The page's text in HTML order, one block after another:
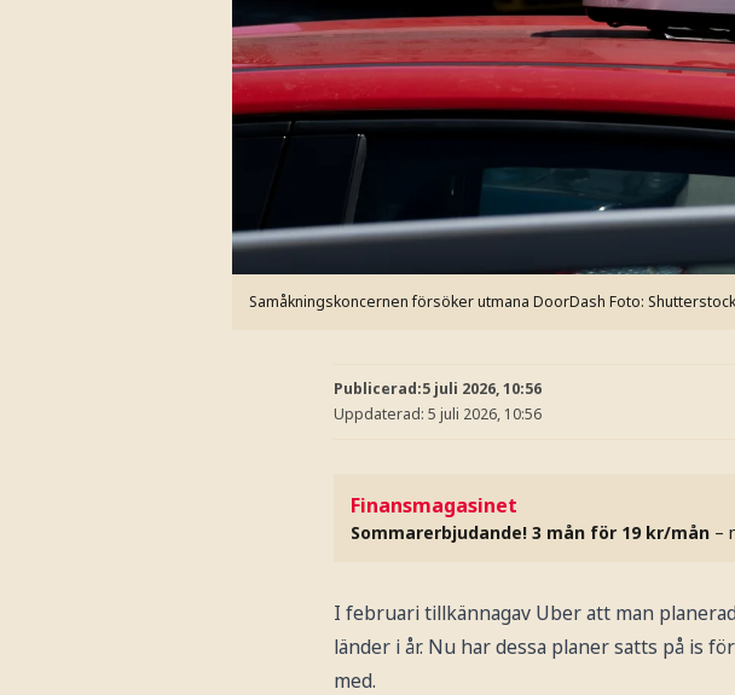
Samåkningskoncernen försöker utmana DoorDash Foto:
Publicerad:5 juli 2026, 10:56
Uppdaterad: 5 juli 2026, 10:56
Finansmagasinet
Sommarerbjudande! 3 mån för 19 kr/mån –
I februari tillkännagav Uber att man
länder i år. Nu har dessa planer satts på is
med.